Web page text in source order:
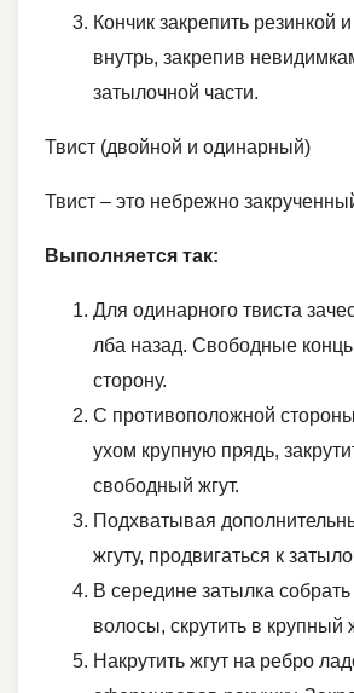
Кончик закрепить резинкой
внутрь, закрепив
затылочной части.
Твист (двойной и одинарный)
Твист – это небрежно
Выполняется так:
Для одинарного твиста
лба назад. Свободные
сторону.
С противоположной
ухом крупную прядь,
свободный жгут.
Подхватывая
жгуту, продвигаться к
В середине затылка
волосы, скрутить в крупный
Накрутить жгут на ребро